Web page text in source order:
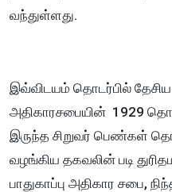
வந்துள்ளது.
இவ்விடயம் தொடர்பில் தேசிய
அதிகாரசபையின் 1929
இருந்த சிறுவர் பெண்கள்
வழங்கிய தகவலின் படி
பாதுகாப்பு அதிகார சபை,